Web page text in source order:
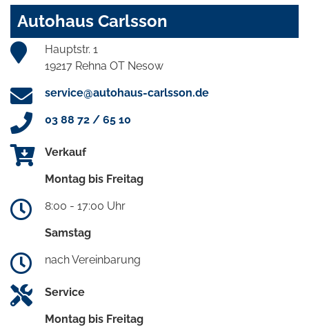
Autohaus Carlsson
Hauptstr. 1
19217 Rehna OT Nesow
service@autohaus-carlsson.de
03 88 72 / 65 10
Verkauf
Montag bis Freitag
8:00 - 17:00 Uhr
Samstag
nach Vereinbarung
Service
Montag bis Freitag